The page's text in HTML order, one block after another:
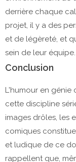
derrière chaque
projet, il y a des
et de légèreté, et
sein de leur équipe.
Conclusion
L'humour en génie
cette discipline
images drôles, les
comiques
et ludique de ce
rappellent que,